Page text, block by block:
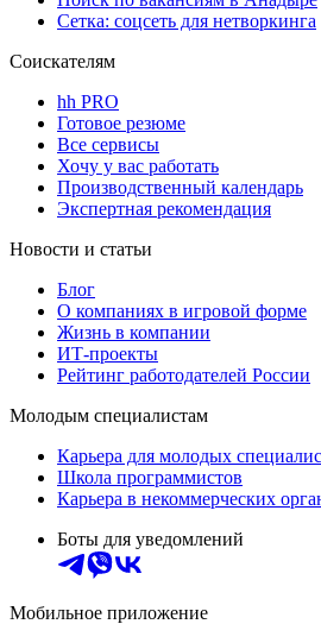
Сетка: соцсеть для нетворкинга
Соискателям
hh PRO
Готовое резюме
Все сервисы
Хочу у вас работать
Производственный календарь
Экспертная рекомендация
Новости и статьи
Блог
О компаниях в игровой форме
Жизнь в компании
ИТ-проекты
Рейтинг работодателей России
Молодым специалистам
Карьера для молодых
Школа программистов
Карьера в некоммерческих
Боты для уведомлений
Мобильное приложение